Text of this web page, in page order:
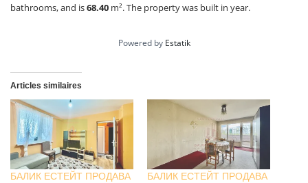
bathrooms, and is68.40 m². The property was built in year.
Powered by Estatik
Articles similaires
БАЛИК ЕСТЕЙТ ПРОДАВА
БАЛИК ЕСТЕЙТ ПРОДАВА